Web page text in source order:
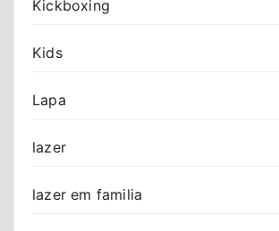
Kickboxing
Kids
Lapa
lazer
lazer em familia